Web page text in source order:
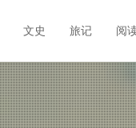
文史 旅记 阅